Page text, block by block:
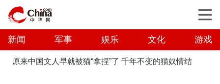
新闻 军事 娱乐 文化 游戏
原来中国文人早就被猫“拿捏”了 千年不变的猫奴情结